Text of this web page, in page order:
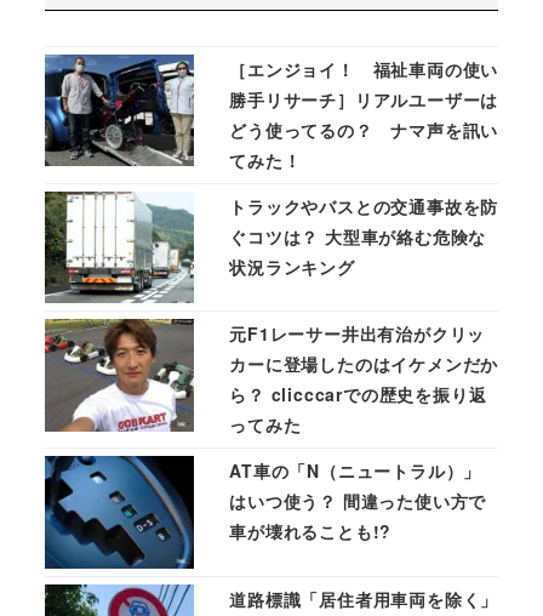
［エンジョイ！ 福祉車両の使い
勝手リサーチ］リアルユーザーは
どう使ってるの？ ナマ声を訊い
てみた！
トラックやバスとの交通事故を防
ぐコツは？ 大型車が絡む危険な
状況ランキング
元F1レーサー井出有治がクリッ
カーに登場したのはイケメンだか
ら？ clicccarでの歴史を振り返
ってみた
AT車の「N（ニュートラル）」
はいつ使う？ 間違った使い方で
車が壊れることも!?
道路標識「居住者用車両を除く」